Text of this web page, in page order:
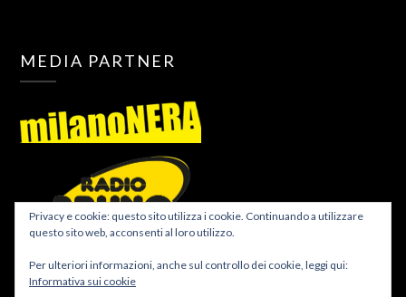
MEDIA PARTNER
Privacy e cookie: questo sito utilizza i cookie. Continuando a utilizzare
questo sito web, acconsenti al loro utilizzo.
Per ulteriori informazioni, anche sul controllo dei cookie, leggi qui:
Informativa sui cookie